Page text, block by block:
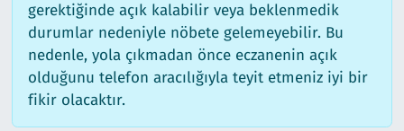
gerektiğinde açık kalabilir veya beklenmedik
durumlar nedeniyle nöbete gelemeyebilir. Bu
nedenle, yola çıkmadan önce eczanenin açık
olduğunu telefon aracılığıyla teyit etmeniz iyi bir
fikir olacaktır.
Ara
Marmaraereğlisi
Sağlık